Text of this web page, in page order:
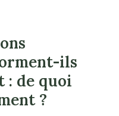
ils
: de quoi
?